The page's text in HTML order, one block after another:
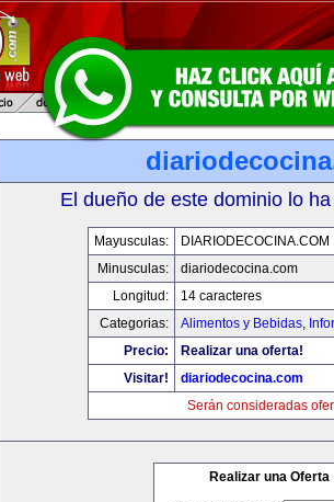
El dueño de este dominio lo
Mayusculas:
DIARIODECOCINA.COM
Minusculas:
diariodecocina.com
Longitud:
14 caracteres
Categorias:
Alimentos y Bebidas,
Precio:
Realizar una oferta!
Visitar!
diariodecocina.com
Serán consideradas
Realizar una Oferta